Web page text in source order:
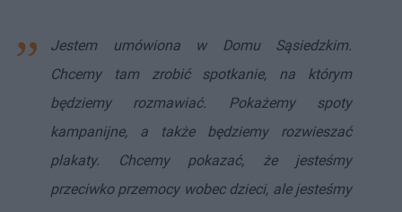
Jestem umówiona w Domu Sąsiedzkim.
Chcemy tam zrobić spotkanie, na którym
będziemy rozmawiać. Pokażemy spoty
kampanijne, a także będziemy rozwieszać
plakaty. Chcemy pokazać, że jesteśmy
przeciwko przemocy wobec dzieci, ale jesteśmy